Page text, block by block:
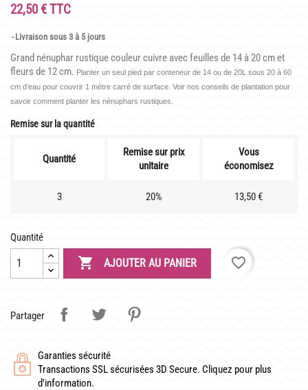
REPAS GROUPES
HISTOIRE
LATOUR-MARLIAC
CLAUDE MONET
BIOGRAPHIE DE 1908
LES BAMBOUS
CONSEILS
DE PLANTATION
DE JARDINAGE AQUATIQUE
DE NOS PRÉDÉCESSEURS
GUIDE VISUEL
22,50 € TTC
Livraison sous 3 à 5 jours
Grand nénuphar rustique couleur cuivre avec feuilles de 14 à 20 cm et
fleurs de 12 cm. Planter un seul pied par conteneur de 14 ou de 20L sous 20 à 60
cm d’eau pour couvrir 1 mètre carré de surface. Voir nos conseils de plantation pour
savoir comment planter les nénuphars rustiques.
Remise sur la quantité
Quantité
Remise sur prix
unitaire
Vous
économisez
3 20% 13,50 €
Quantité
 AJOUTER AU PANIER favorite_border
Partager
Garanties sécurité
Transactions SSL sécurisées 3D Secure. Cliquez pour plus
d'information.